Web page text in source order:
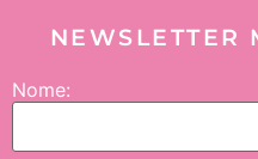
NEWSLETTER
Nome: